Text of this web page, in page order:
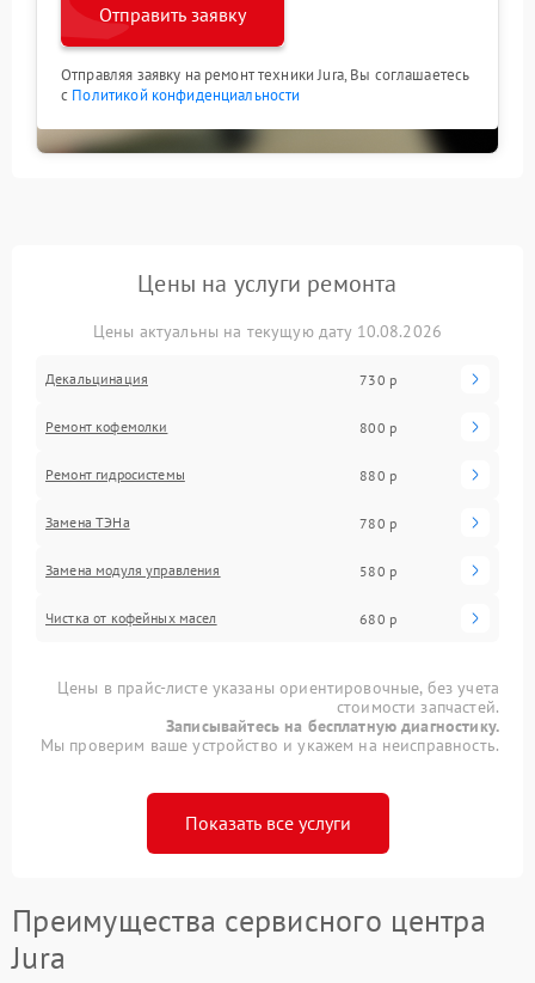
Отправить заявку
Отправляя заявку на ремонт техники Jura, Вы соглашаетесь
с Политикой конфиденциальности
Цены на услуги ремонта
Цены актуальны на текущую дату 10.08.2026
Декальцинация 730 р
Ремонт кофемолки 800 р
Ремонт гидросистемы 880 р
Замена ТЭНа 780 р
Замена модуля управления 580 р
Чистка от кофейных масел 680 р
Цены в прайс-листе указаны ориентировочные, без учета
стоимости запчастей.
Записывайтесь на бесплатную диагностику.
Мы проверим ваше устройство и укажем на неисправность.
Показать все услуги
Преимущества сервисного центра
Jura